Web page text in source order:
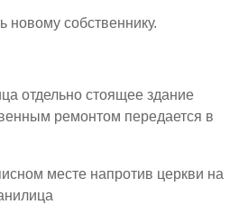
новому собственнику.
отдельно стоящее здание
ремонтом передается в
месте напротив церкви на